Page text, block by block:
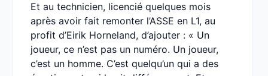
Et au technicien, licencié quelques mois
après avoir fait remonter l’ASSE en L1, au
profit d’Eirik Horneland, d’ajouter : « Un
joueur, ce n’est pas un numéro. Un joueur,
c’est un homme. C’est quelqu’un qui a des